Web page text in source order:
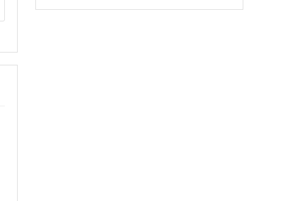
响；<&list>3.稳定器的转向胶套和球头